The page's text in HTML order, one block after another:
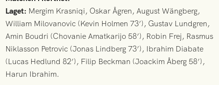
Laget: Mergim Krasniqi, Oskar Ågren, August Wängberg,
William Milovanovic (Kevin Holmen 73’), Gustav Lundgren,
Amin Boudri (Chovanie Amatkarijo 58’), Robin Frej, Rasmus
Niklasson Petrovic (Jonas Lindberg 73’), Ibrahim Diabate
(Lucas Hedlund 82’), Filip Beckman (Joackim Åberg 58’),
Harun Ibrahim.